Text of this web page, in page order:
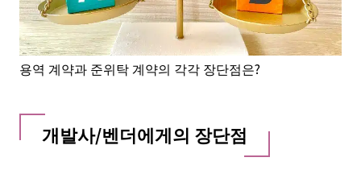
용역 계약과 준위탁 계약의 각각 장단점은?
개발사/벤더에게의 장단점